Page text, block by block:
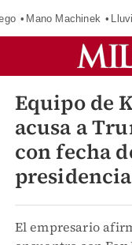
Mano Machinek
Equipo de
acusa a
con fecha
El empresario